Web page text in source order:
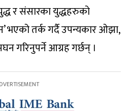
र संसारका युद्धहरुको
भएको तर्क गर्दै उपन्यकार ओझा,
गरिनुपर्ने आग्रह गर्छन् ।